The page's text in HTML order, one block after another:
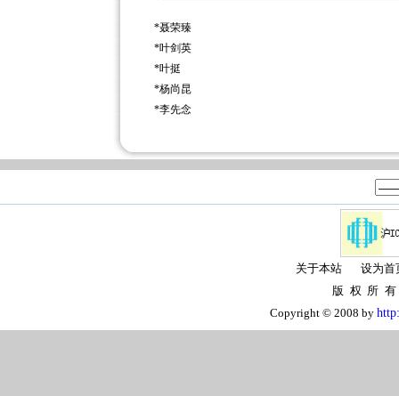
*聂荣臻
*叶剑英
*叶挺
*杨尚昆
*李先念